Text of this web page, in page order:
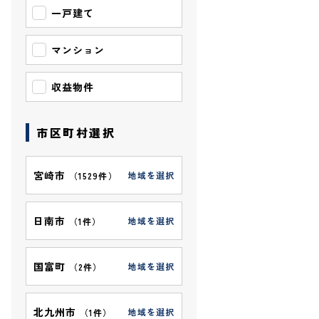
一戸建て
マンション
収益物件
市区町村選択
宮崎市 （1529件） 地域を選択
日南市 （1件） 地域を選択
国富町 （2件） 地域を選択
北九州市 （1件） 地域を選択